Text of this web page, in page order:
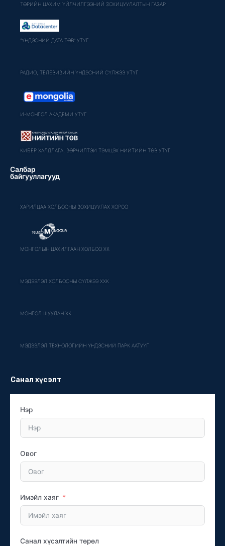
ТӨРИЙН ЦАХИМ ҮЙЛЧИЛГЭЭНИЙ ЗОХИЦУУЛАЛТЫН ГАЗАР
"ҮНДЭСНИЙ ДАТА ТӨВ" УТҮГ
РАДИО, ТЕЛЕВИЗИЙН ҮНДЭСНИЙ СҮЛЖЭЭ УТҮГ
И-МОНГОЛ АКАДЕМИ УТҮГ
КИБЕР ХАЛДЛАГА, ЗӨРЧИЛТЭЙ ТЭМЦЭХ НИЙТИЙН ТӨВ УТҮГ
Салбар
байгууллагууд
ХАРИЛЦАА ХОЛБООНЫ ЗОХИЦУУЛАХ ХОРОО
МОНГОЛЫН ЦАХИЛГААН ХОЛБОО ХК
МЭДЭЭЛЭЛ ХОЛБООНЫ СҮЛЖЭЭ ХХК
МОНГОЛ ШУУДАН ХК
МЭДЭЭЛЭЛ ТЕХНОЛОГИЙН ҮНДЭСНИЙ ПАРК ААТУҮГ
Санал хүсэлт
Нэр
Овог
Имэйл хаяг
Санал хүсэлтийн төрөл